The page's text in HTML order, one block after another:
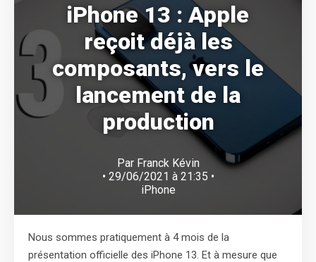
iPhone 13 : Apple
reçoit déjà les
composants, vers le
lancement de la
production
Par Franck Kévin
• 29/06/2021 à 21:35 •
iPhone
Nous sommes pratiquement à 4 mois de la
présentation officielle des iPhone 13. Et à mesure que